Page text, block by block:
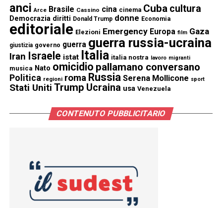
anci Arce Brasile Cassino cina cinema Cuba cultura
Democrazia diritti Donald Trump donne Economia
editoriale Elezioni Emergency Europa film Gaza
giustizia governo guerra guerra russia-ucraina
Iran Israele istat Italia italia nostra lavoro migranti
musica Nato omicidio pallamano conversano
Politica regioni roma Russia Serena Mollicone sport
Stati Uniti Trump Ucraina usa Venezuela
CONTENUTO PUBBLICITARIO